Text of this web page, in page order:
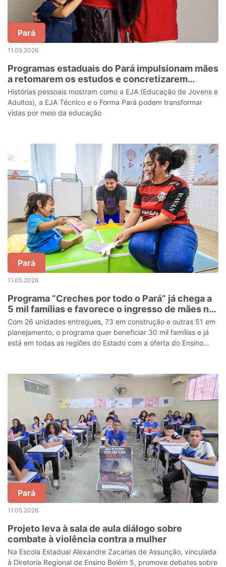
Pará
11.05.2026
Programas estaduais do Pará impulsionam mães
a retomarem os estudos e concretizarem
sonhos
Histórias pessoais mostram como a EJA (Educação de Jovens e
Adultos), a EJA Técnico e o Forma Pará podem transformar
vidas por meio da educação
Pará
11.05.2026
Programa “Creches por todo o Pará” já chega a
5 mil famílias e favorece o ingresso de mães no
mercado de trabalho
Com 26 unidades entregues, 73 em construção e outras 51 em
planejamento, o programa quer beneficiar 30 mil famílias e já
está em todas as regiões do Estado com a oferta do Ensino
Pará
11.05.2026
Projeto leva à sala de aula diálogo sobre
combate à violência contra a mulher
Na Escola Estadual Alexandre Zacarias de Assunção, vinculada
à Diretoria Regional de Ensino Belém 5, promove debates sobre